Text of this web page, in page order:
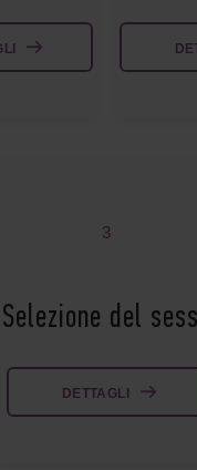
3
Selezione del
DETTAGLI